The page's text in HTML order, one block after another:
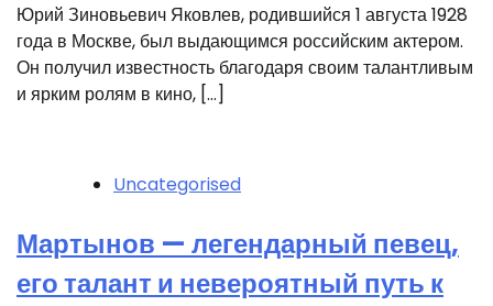
Юрий Зиновьевич Яковлев, родившийся 1 августа 1928
года в Москве, был выдающимся российским актером.
Он получил известность благодаря своим талантливым
и ярким ролям в кино, […]
Uncategorised
Мартынов — легендарный певец,
его талант и невероятный путь к